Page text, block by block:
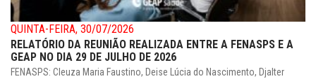
QUINTA-FEIRA, 30/07/2026
RELATÓRIO DA REUNIÃO REALIZADA ENTRE A FENASPS E A
GEAP NO DIA 29 DE JULHO DE 2026
FENASPS: Cleuza Maria Faustino, Deise Lúcia do Nascimento, Djalter